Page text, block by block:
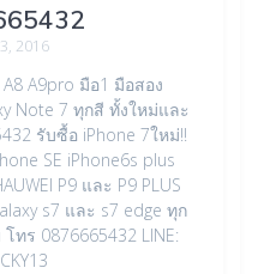
2016
A8 A9pro มือ1 มือสอง
Note 7 ทุกสี ทั้งใหม่และ
รับซื้อ iPhone 7ใหม่!!
SE iPhone6s plus
P9 และ P9 PLUS
s7 และ s7 edge ทุก
ทร 0876665432 LINE: